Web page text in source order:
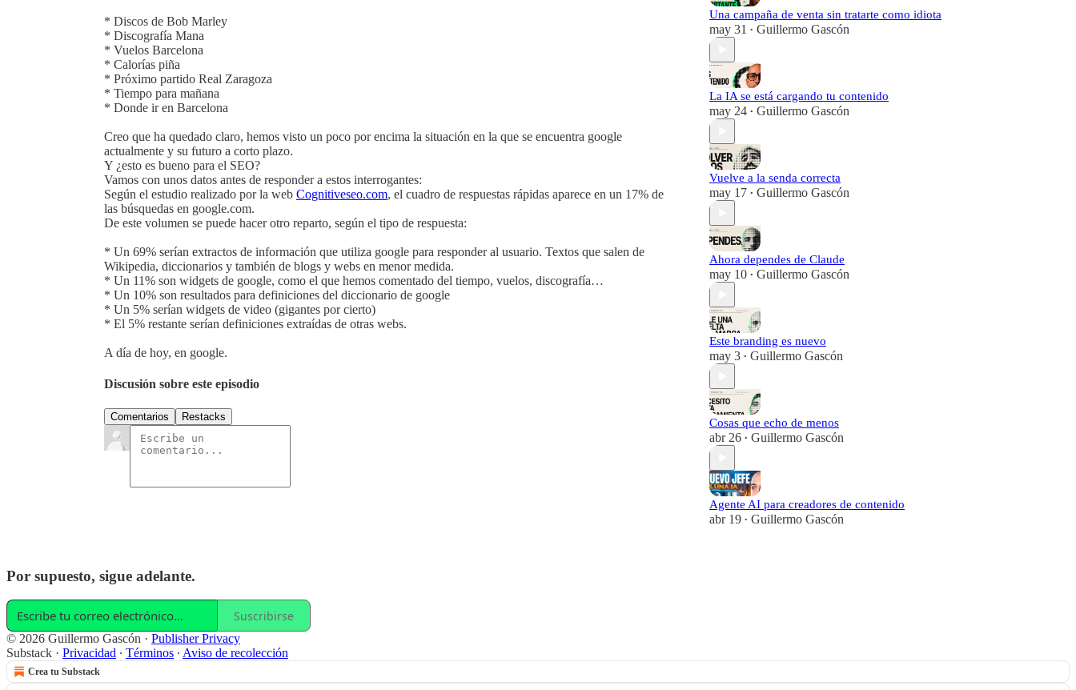
* Discos de Bob Marley
* Discografía Mana
* Vuelos Barcelona
* Calorías piña
* Próximo partido Real Zaragoza
* Tiempo para mañana
* Donde ir en Barcelona
Creo que ha quedado claro, hemos visto un poco por encima la situación en la que se encuentra google
actualmente y su futuro a corto plazo.
Y ¿esto es bueno para el SEO?
Vamos con unos datos antes de responder a estos interrogantes:
Según el estudio realizado por la web Cognitiveseo.com, el cuadro de respuestas rápidas aparece en un 17% de
las búsquedas en google.com.
De este volumen se puede hacer otro reparto, según el tipo de respuesta:
* Un 69% serían extractos de información que utiliza google para responder al usuario. Textos que salen de
Wikipedia, diccionarios y también de blogs y webs en menor medida.
* Un 11% son widgets de google, como el que hemos comentado del tiempo, vuelos, discografía…
* Un 10% son resultados para definiciones del diccionario de google
* Un 5% serían widgets de video (gigantes por cierto)
* El 5% restante serían definiciones extraídas de otras webs.
A día de hoy, en google.
Discusión sobre este episodio
Comentarios Restacks
Una campaña de venta sin tratarte como idiota
may 31 • Guillermo Gascón
La IA se está cargando tu contenido
may 24 • Guillermo Gascón
Vuelve a la senda correcta
may 17 • Guillermo Gascón
Ahora dependes de Claude
may 10 • Guillermo Gascón
Este branding es nuevo
may 3 • Guillermo Gascón
Cosas que echo de menos
abr 26 • Guillermo Gascón
Agente AI para creadores de contenido
abr 19 • Guillermo Gascón
Por supuesto, sigue adelante.
Suscribirse
© 2026 Guillermo Gascón · Publisher Privacy
Substack · Privacidad ∙ Términos ∙ Aviso de recolección
Crea tu Substack